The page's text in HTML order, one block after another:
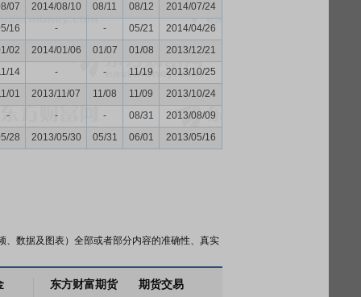
07 2014/08/10 08/11 08/12
2014/07/24
16 - - 05/21
2014/04/26
02 2014/01/06 01/07 01/08
2013/12/21
14 - - 11/19
2013/10/25
01 2013/11/07 11/08 11/09
2013/10/24
- - - 08/31
2013/08/09
28 2013/05/30 05/31 06/01 2013/05/16
数据及图表）全部或者部分内容的准确性、真实
东方财富期货 期货交易